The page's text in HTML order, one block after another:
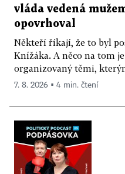
vláda vedená
opovrhoval
Někteří říkají, že to byl
Knížáka. A něco na tom
organizovaný těmi,
7. 8. 2026 ▪ 4 min. čtení